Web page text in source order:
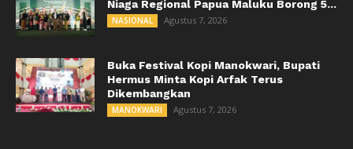
Niaga Regional Papua Maluku Borong 5...
NASIONAL Agustus 7, 2026
Buka Festival Kopi Manokwari, Bupati
Hermus Minta Kopi Arfak Terus
Dikembangkan
MANOKWARI Agustus 7, 2026